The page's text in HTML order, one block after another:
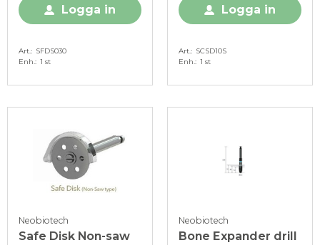
Logga in
Art.
SFDS030
Enh.
1 st
Logga in
Art.
SCSD10S
Enh.
1 st
Neobiotech
Safe Disk Non-saw
Neobiotech
Bone Expander drill